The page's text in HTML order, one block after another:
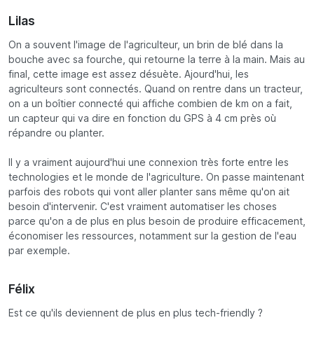
Lilas
On a souvent l'image de l'agriculteur, un brin de blé dans la
bouche avec sa fourche, qui retourne la terre à la main. Mais au
final, cette image est assez désuète. Ajourd'hui, les
agriculteurs sont connectés. Quand on rentre dans un tracteur,
on a un boîtier connecté qui affiche combien de km on a fait,
un capteur qui va dire en fonction du GPS à 4 cm près où
répandre ou planter.
Il y a vraiment aujourd'hui une connexion très forte entre les
technologies et le monde de l'agriculture. On passe maintenant
parfois des robots qui vont aller planter sans même qu'on ait
besoin d'intervenir. C'est vraiment automatiser les choses
parce qu'on a de plus en plus besoin de produire efficacement,
économiser les ressources, notamment sur la gestion de l'eau
par exemple.
Félix
Est ce qu'ils deviennent de plus en plus tech-friendly ?